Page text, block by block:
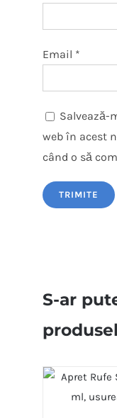
Email *
Salvează-
web în acest
când o să
S-ar